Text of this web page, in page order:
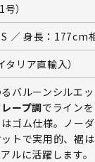
）
／ 身長：177cm
リア直輸入）
バルーンシルエ
ープ調でライン
ゴム仕様。ノー
トで実用的、裾
ルに活躍します。